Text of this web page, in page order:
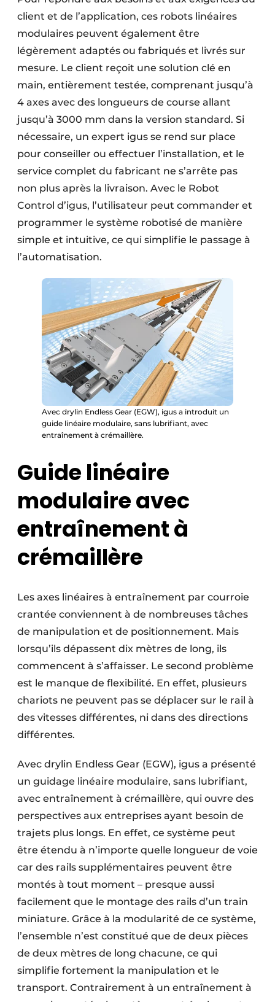
client et de l’application, ces robots linéaires
modulaires peuvent également être
légèrement adaptés ou fabriqués et livrés sur
mesure. Le client reçoit une solution clé en
main, entièrement testée, comprenant jusqu’à
4 axes avec des longueurs de course allant
jusqu’à 3000 mm dans la version standard. Si
nécessaire, un expert igus se rend sur place
pour conseiller ou effectuer l’installation, et le
service complet du fabricant ne s’arrête pas
non plus après la livraison. Avec le Robot
Control d’igus, l’utilisateur peut commander et
programmer le système robotisé de manière
simple et intuitive, ce qui simplifie le passage à
l’automatisation.
Avec drylin Endless Gear (EGW), igus a introduit un
guide linéaire modulaire, sans lubrifiant, avec
entraînement à crémaillère.
Guide linéaire
modulaire avec
entraînement à
crémaillère
Les axes linéaires à entraînement par courroie
crantée conviennent à de nombreuses tâches
de manipulation et de positionnement. Mais
lorsqu’ils dépassent dix mètres de long, ils
commencent à s’affaisser. Le second problème
est le manque de flexibilité. En effet, plusieurs
chariots ne peuvent pas se déplacer sur le rail à
des vitesses différentes, ni dans des directions
différentes.
Avec drylin Endless Gear (EGW), igus a présenté
un guidage linéaire modulaire, sans lubrifiant,
avec entraînement à crémaillère, qui ouvre des
perspectives aux entreprises ayant besoin de
trajets plus longs. En effet, ce système peut
être étendu à n’importe quelle longueur de voie
car des rails supplémentaires peuvent être
montés à tout moment – presque aussi
facilement que le montage des rails d’un train
miniature. Grâce à la modularité de ce système,
l’ensemble n’est constitué que de deux pièces
de deux mètres de long chacune, ce qui
simplifie fortement la manipulation et le
transport. Contrairement à un entraînement à